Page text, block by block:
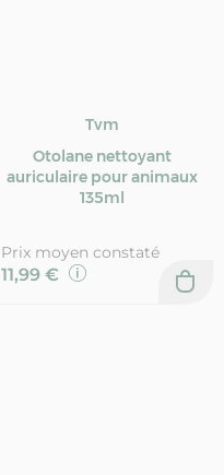
Tvm
Otolane nettoyant
auriculaire pour animaux
135ml
Prix moyen constaté
11,99 €